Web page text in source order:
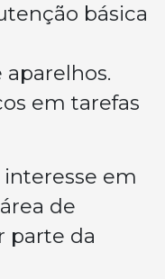
básica
em tarefas
em
de
parte da